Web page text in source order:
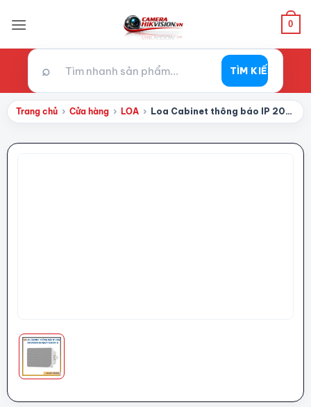
qua
0
⌕ TÌM KIẾM
Trang chủ › Cửa hàng › LOA › Loa Cabinet thông báo IP 20W Hikvision DS-QAZ1120G1R-B